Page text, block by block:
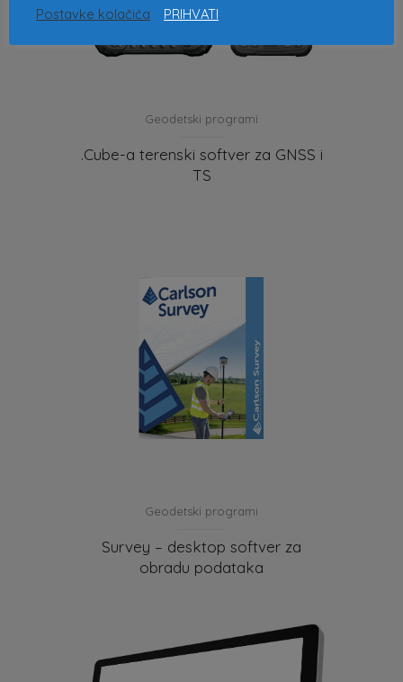
Geodetski programi
.Cube-a terenski softver za GNSS i
TS
Geodetski programi
Survey – desktop softver za
obradu podataka
Postavke kolačića
PRIHVATI